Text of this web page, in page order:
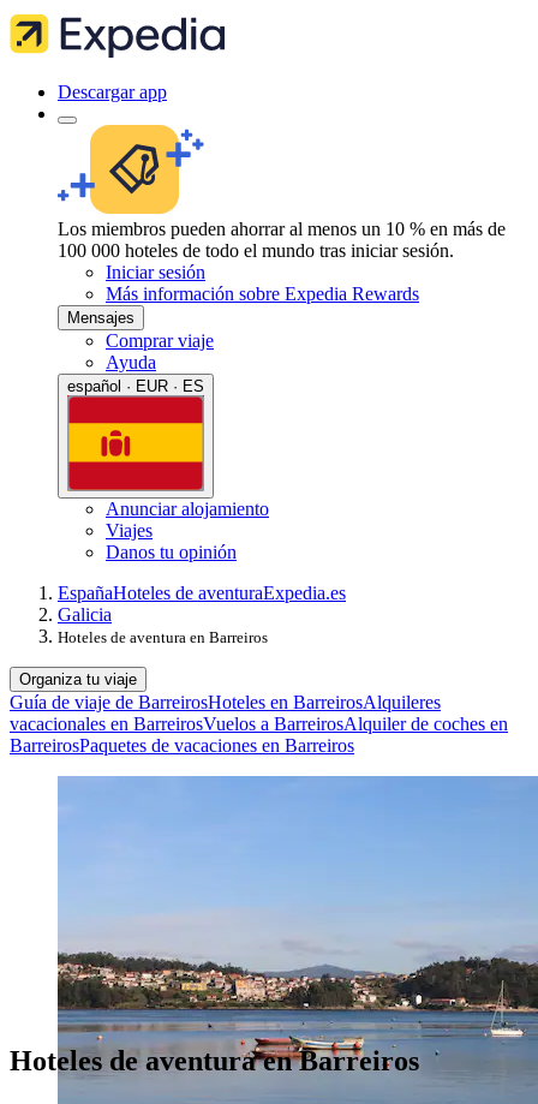
Descargar app
Los miembros pueden ahorrar al menos un 10 % en más de
100 000 hoteles de todo el mundo tras iniciar sesión.
Iniciar sesión
Más información sobre Expedia Rewards
Mensajes
Comprar viaje
Ayuda
español · EUR · ES
Anunciar alojamiento
Viajes
Danos tu opinión
EspañaHoteles de aventuraExpedia.es
Galicia
Hoteles de aventura en Barreiros
Organiza tu viaje
Guía de viaje de BarreirosHoteles en BarreirosAlquileres
vacacionales en BarreirosVuelos a BarreirosAlquiler de coches en
BarreirosPaquetes de vacaciones en Barreiros
Hoteles de aventura en Barreiros